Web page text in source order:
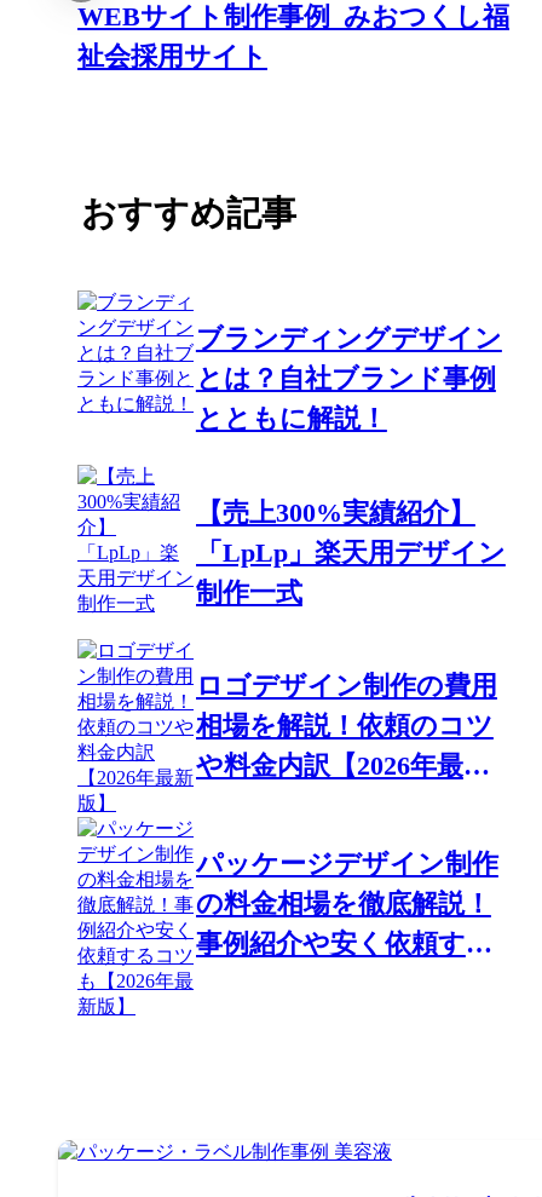
WEBサイト制作事例_みおつくし福
祉会採用サイト
おすすめ記事
ブランディングデザイン
とは？自社ブランド事例
とともに解説！
【売上300%実績紹介】
「LpLp」楽天用デザイン
制作一式
ロゴデザイン制作の費用
相場を解説！依頼のコツ
や料金内訳【2026年最新
パッケージデザイン制作
の料金相場を徹底解説！
事例紹介や安く依頼する